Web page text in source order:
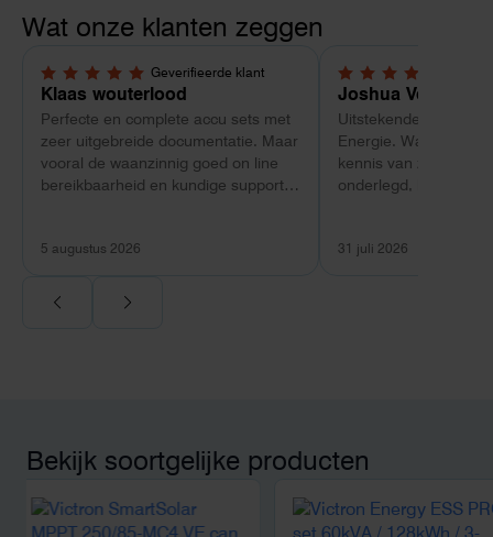
Wat onze klanten zeggen
Geverifieerde klant
5,0 van 5 sterren
Klaas wouterlood
Perfecte en complete accu sets met
zeer uitgebreide documentatie. Maar
vooral de waanzinnig goed on line
bereikbaarheid en kundige support
5 augustus 2026
5,0 van 5 sterren
Joshua Verdonk
Uitstekende ervaring
Energie. Wat vooral
kennis van zaken:
onderlegd, heldere
Ook de nazorg is
noodstroom voor de
zonnepanelen. Een
31 juli 2026
Bekijk soortgelijke producten